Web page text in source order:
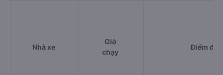
Nhà xe
Giờ
chạy
Điểm đi